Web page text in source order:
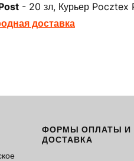
- 20 зл, Курьер Pocztex
доставка
ФОРМЫ ОПЛАТЫ И
ДОСТАВКА